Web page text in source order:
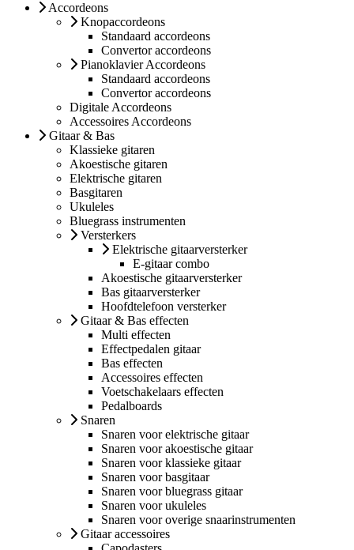
Accordeons
Knopaccordeons
Standaard accordeons
Convertor accordeons
Pianoklavier Accordeons
Standaard accordeons
Convertor accordeons
Digitale Accordeons
Accessoires Accordeons
Gitaar & Bas
Klassieke gitaren
Akoestische gitaren
Elektrische gitaren
Basgitaren
Ukuleles
Bluegrass instrumenten
Versterkers
Elektrische gitaarversterker
E-gitaar combo
Akoestische gitaarversterker
Bas gitaarversterker
Hoofdtelefoon versterker
Gitaar & Bas effecten
Multi effecten
Effectpedalen gitaar
Bas effecten
Accessoires effecten
Voetschakelaars effecten
Pedalboards
Snaren
Snaren voor elektrische gitaar
Snaren voor akoestische gitaar
Snaren voor klassieke gitaar
Snaren voor basgitaar
Snaren voor bluegrass gitaar
Snaren voor ukuleles
Snaren voor overige snaarinstrumenten
Gitaar accessoires